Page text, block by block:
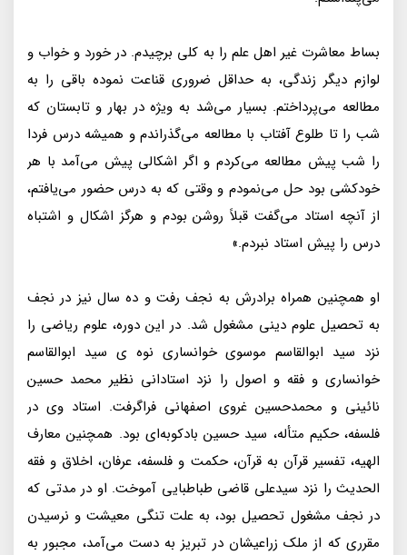
بساط معاشرت غیر اهل علم را به کلی برچیدم. در خورد و خواب و
لوازم دیگر زندگی، به حداقل ضروری قناعت نموده باقی را به
مطالعه می‌پرداختم. بسیار می‌شد به ویژه در بهار و تابستان که
شب را تا طلوع آفتاب با مطالعه می‌گذراندم و همیشه درس فردا
را شب پیش مطالعه می‌کردم و اگر اشکالی پیش می‌آمد با هر
خودکشی بود حل می‌نمودم و وقتی که به درس حضور می‌یافتم،
از آنچه استاد می‌گفت قبلاً روشن بودم و هرگز اشکال و اشتباه
درس را پیش استاد نبردم.»
او همچنین همراه برادرش به نجف رفت و ده سال نیز در نجف
به تحصیل علوم دینی مشغول شد. در این دوره، علوم ریاضی را
نزد سید ابوالقاسم موسوی خوانساری نوه ی سید ابوالقاسم
خوانساری و فقه و اصول را نزد استادانی نظیر محمد حسین
نائینی و محمدحسین غروی اصفهانی فراگرفت. استاد وی در
فلسفه، حکیم متأله، سید حسین بادکوبه‌ای بود. همچنین معارف
الهیه، تفسیر قرآن به قرآن، حکمت و فلسفه، عرفان، اخلاق و فقه
الحدیث را نزد سیدعلی قاضی طباطبایی آموخت. او در مدتی که
در نجف مشغول تحصیل بود، به علت تنگی معیشت و نرسیدن
مقرری که از ملک زراعیشان در تبریز به دست می‌آمد، مجبور به